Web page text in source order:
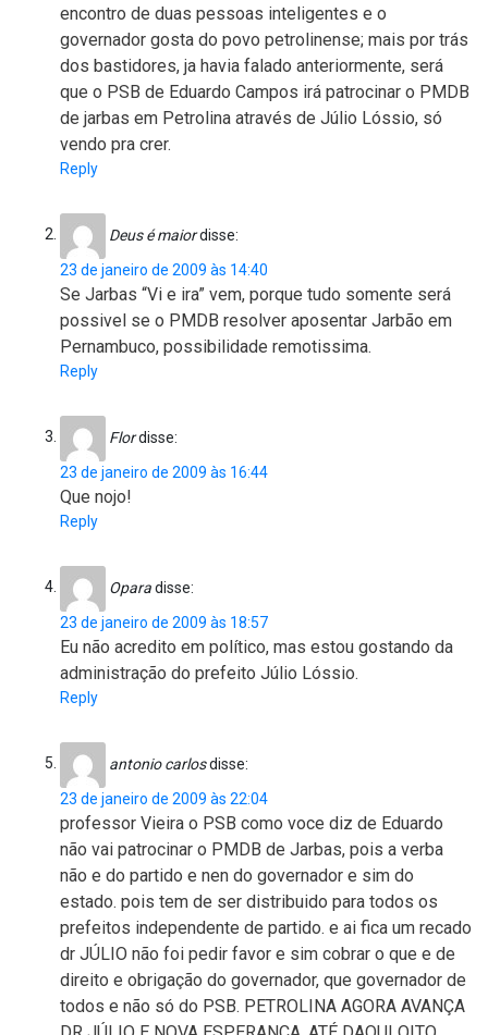
encontro de duas pessoas inteligentes e o
governador gosta do povo petrolinense; mais por trás
dos bastidores, ja havia falado anteriormente, será
que o PSB de Eduardo Campos irá patrocinar o PMDB
de jarbas em Petrolina através de Júlio Lóssio, só
vendo pra crer.
Reply
Deus é maiordisse:
23 de janeiro de 2009 às 14:40
Se Jarbas “Vi e ira” vem, porque tudo somente será
possivel se o PMDB resolver aposentar Jarbão em
Pernambuco, possibilidade remotissima.
Reply
Flordisse:
23 de janeiro de 2009 às 16:44
Que nojo!
Reply
Oparadisse:
23 de janeiro de 2009 às 18:57
Eu não acredito em político, mas estou gostando da
administração do prefeito Júlio Lóssio.
Reply
antonio carlosdisse:
23 de janeiro de 2009 às 22:04
professor Vieira o PSB como voce diz de Eduardo
não vai patrocinar o PMDB de Jarbas, pois a verba
não e do partido e nen do governador e sim do
estado. pois tem de ser distribuido para todos os
prefeitos independente de partido. e ai fica um recado
dr JÚLIO não foi pedir favor e sim cobrar o que e de
direito e obrigação do governador, que governador de
todos e não só do PSB. PETROLINA AGORA AVANÇA